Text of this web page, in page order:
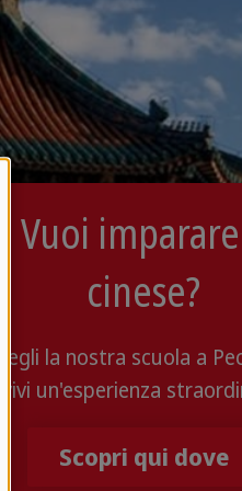
Vuoi
cinese?
Scegli la nostra scuola a
vivi un'esperienza
Scopri qui dove